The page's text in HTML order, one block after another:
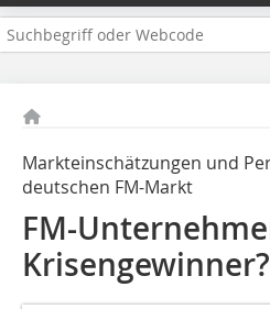
Markteinschätzungen und
deutschen FM-Markt
FM-
Krisengewinner?